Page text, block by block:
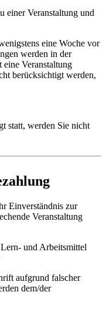
einer Veranstaltung und
eine Woche vor
werden in der
eine Veranstaltung
berücksichtigt werden,
statt, werden Sie nicht
Einverständnis zur
Veranstaltung
und Arbeitsmittel
aufgrund falscher
dem/der